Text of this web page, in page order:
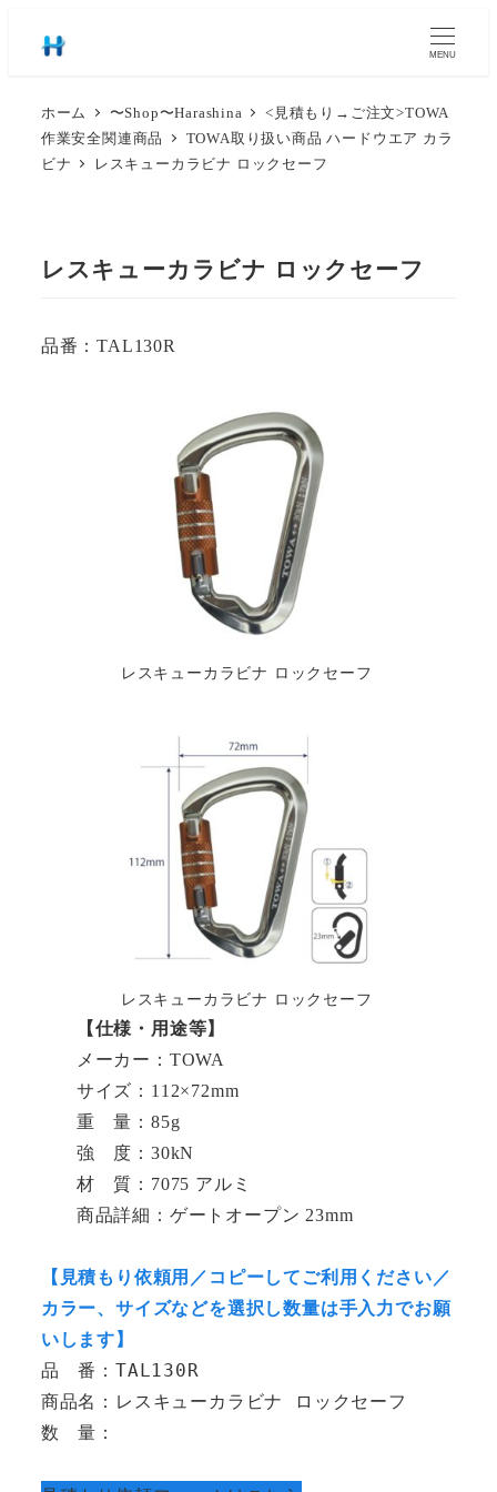
MENU
ホーム 〜Shop〜Harashina
<見積もり→ご注文>TOWA
作業安全関連商品
TOWA取り扱い商品 ハードウエア カラ
ビナ
レスキューカラビナ ロックセーフ
レスキューカラビナ ロックセーフ
品番：TAL130R
レスキューカラビナ ロックセーフ
レスキューカラビナ ロックセーフ
【仕様・用途等】
メーカー：TOWA
サイズ：112×72mm
重 量：85g
強 度：30kN
材 質：7075 アルミ
商品詳細：ゲートオープン 23mm
【見積もり依頼用／コピーしてご利用ください／
カラー、サイズなどを選択し数量は手入力でお願
いします】
品　番：TAL130R
商品名：レスキューカラビナ ロックセーフ
数　量：